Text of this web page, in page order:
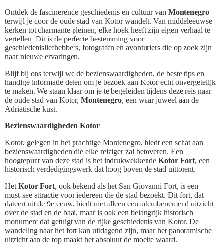
Ontdek de fascinerende geschiedenis en cultuur van Montenegro
terwijl je door de oude stad van Kotor wandelt. Van middeleeuwse
kerken tot charmante pleinen, elke hoek heeft zijn eigen verhaal te
vertellen. Dit is de perfecte bestemming voor
geschiedenisliefhebbers, fotografen en avonturiers die op zoek zijn
naar nieuwe ervaringen.
Blijf bij ons terwijl we de bezienswaardigheden, de beste tips en
handige informatie delen om je bezoek aan Kotor echt onvergetelijk
te maken. We staan klaar om je te begeleiden tijdens deze reis naar
de oude stad van Kotor, Montenegro, een waar juweel aan de
Adriatische kust.
Bezienswaardigheden Kotor
Kotor, gelegen in het prachtige Montenegro, biedt een schat aan
bezienswaardigheden die elke reiziger zal betoveren. Een
hoogtepunt van deze stad is het indrukwekkende Kotor Fort, een
historisch verdedigingswerk dat hoog boven de stad uittorent.
Het Kotor Fort, ook bekend als het San Giovanni Fort, is een
must-see attractie voor iedereen die de stad bezoekt. Dit fort, dat
dateert uit de 9e eeuw, biedt niet alleen een adembenemend uitzicht
over de stad en de baai, maar is ook een belangrijk historisch
monument dat getuigt van de rijke geschiedenis van Kotor. De
wandeling naar het fort kan uitdagend zijn, maar het panoramische
uitzicht aan de top maakt het absoluut de moeite waard.